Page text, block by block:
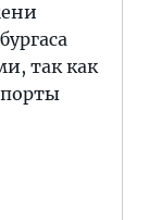
так как